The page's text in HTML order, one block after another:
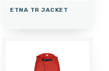
ETNA TR JACKET